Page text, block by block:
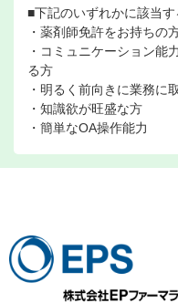
■下記のいずれかに該当す
・薬剤師免許をお持ち
・コミュニケーション能
る方
・明るく前向きに業務に
・知識欲が旺盛な方
・簡単なOA操作能力